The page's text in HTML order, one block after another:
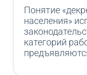
Понятие
населения»
категорий